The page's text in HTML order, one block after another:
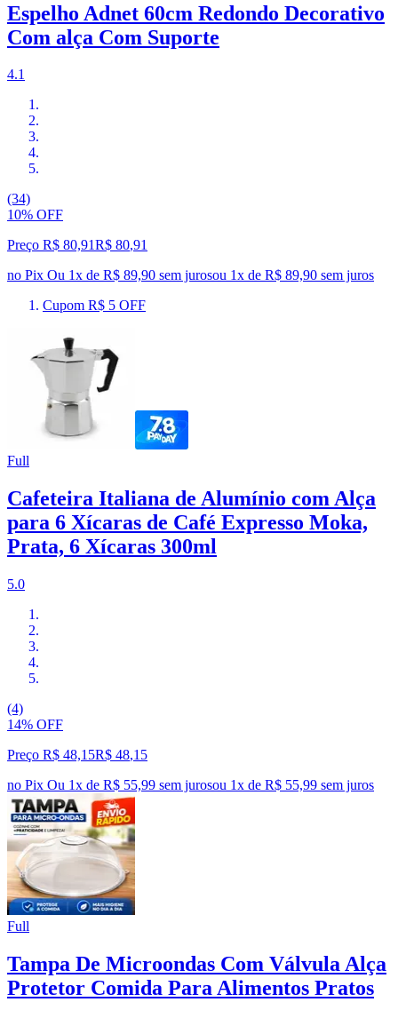
Espelho Adnet 60cm Redondo Decorativo
Com alça Com Suporte
4.1
(34)
10% OFF
Preço R$ 80,91R$ 80,91
no Pix Ou 1x de R$ 89,90 sem jurosou 1x de R$ 89,90 sem juros
Cupom R$ 5 OFF
Full
Cafeteira Italiana de Alumínio com Alça
para 6 Xícaras de Café Expresso Moka,
Prata, 6 Xícaras 300ml
5.0
(4)
14% OFF
Preço R$ 48,15R$ 48,15
no Pix Ou 1x de R$ 55,99 sem jurosou 1x de R$ 55,99 sem juros
Full
Tampa De Microondas Com Válvula Alça
Protetor Comida Para Alimentos Pratos